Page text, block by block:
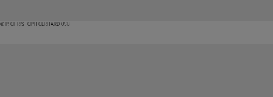
© P. CHRISTOPH GERHARD OSB